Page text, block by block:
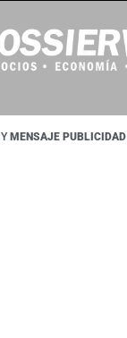
MENSAJE PUBLICIDAD